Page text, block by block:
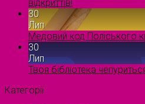
відкриттів!
30
Лип
Медовий код Поліського
30
Лип
Твоя бібліотека
Категорії